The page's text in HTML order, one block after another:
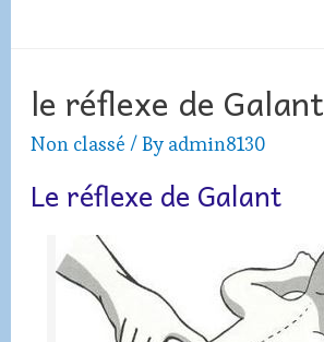
le réflexe de Galant
Non classé / By admin8130
Le réflexe de Galant